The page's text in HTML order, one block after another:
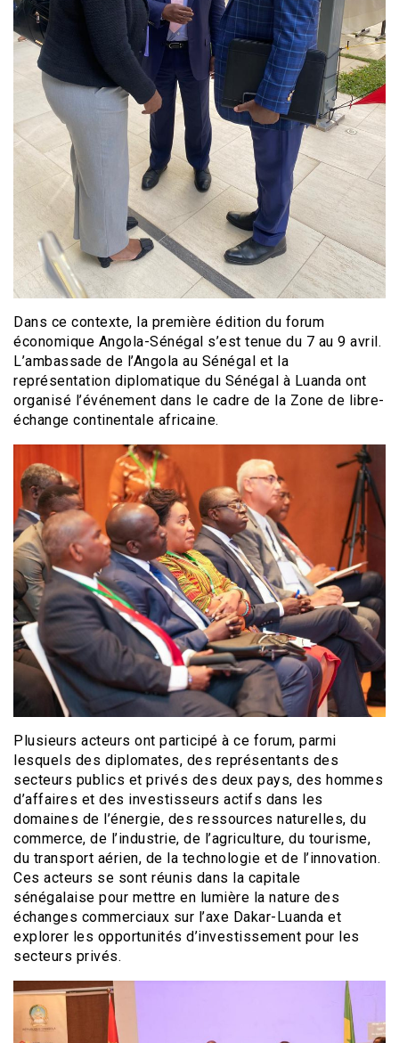
Dans ce contexte, la première édition du forum
économique Angola-Sénégal s’est tenue du 7 au 9 avril.
L’ambassade de l’Angola au Sénégal et la
représentation diplomatique du Sénégal à Luanda ont
organisé l’événement dans le cadre de la Zone de libre-
échange continentale africaine.
Plusieurs acteurs ont participé à ce forum, parmi
lesquels des diplomates, des représentants des
secteurs publics et privés des deux pays, des hommes
d’affaires et des investisseurs actifs dans les
domaines de l’énergie, des ressources naturelles, du
commerce, de l’industrie, de l’agriculture, du tourisme,
du transport aérien, de la technologie et de l’innovation.
Ces acteurs se sont réunis dans la capitale
sénégalaise pour mettre en lumière la nature des
échanges commerciaux sur l’axe Dakar-Luanda et
explorer les opportunités d’investissement pour les
secteurs privés.